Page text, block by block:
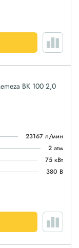
ВК 100 2,0
23167 л/мин
2 атм
75 кВт
380 В